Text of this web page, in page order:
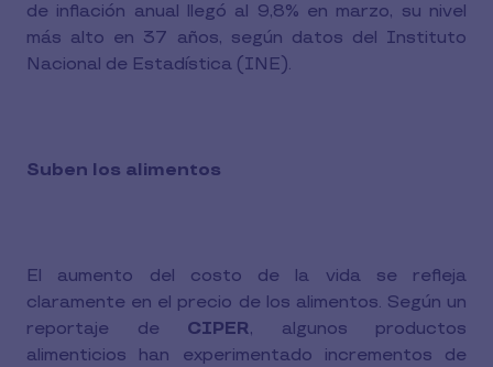
de inflación anual llegó al 9,8% en marzo, su nivel
más alto en 37 años, según datos del Instituto
Nacional de Estadística (INE).
Suben los alimentos
El aumento del costo de la vida se refleja
claramente en el precio de los alimentos. Según un
reportaje de CIPER, algunos productos
alimenticios han experimentado incrementos de